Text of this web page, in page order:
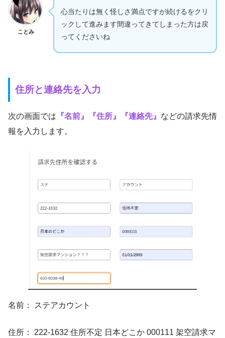
ことみ
心当たりは無く怪しさ満点ですが続けるをクリ
ックして進みます間違ってきてしまった方は戻
ってくださいね
住所と連絡先を入力
次の画面では 『名前』『住所』『連絡先』 などの請求先情
報を入力します。
名前： ステアカウント
住所： 222-1632 住所不定 日本どこか 000111 架空請求マ